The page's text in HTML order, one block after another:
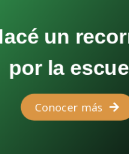
un
por la
Conocer más